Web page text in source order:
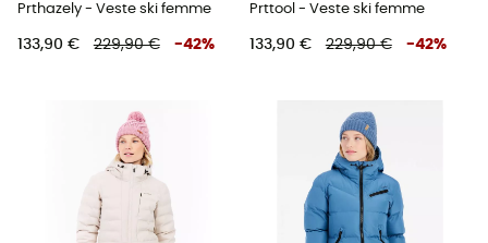
Prthazely - Veste ski femme
133,90 € 229,90 € -42%
Prttool - Veste ski femme
133,90 € 229,90 € -42%